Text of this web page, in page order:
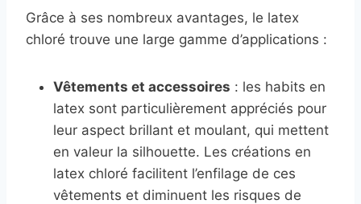
Grâce à ses nombreux avantages, le latex
chloré trouve une large gamme d’applications :
Vêtements et accessoires : les habits en
latex sont particulièrement appréciés pour
leur aspect brillant et moulant, qui mettent
en valeur la silhouette. Les créations en
latex chloré facilitent l’enfilage de ces
vêtements et diminuent les risques de